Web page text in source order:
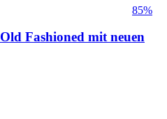
85%
Fashioned mit neuen